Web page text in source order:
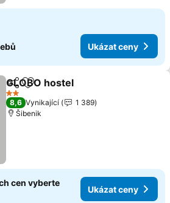
Ukázat ceny
SdíletPřidat na seznam oblíbených
GLOBO hostel
2 Počet hvězdiček
8,6 Vynikající
1 389
Šibenik
cen vyberte
Ukázat ceny